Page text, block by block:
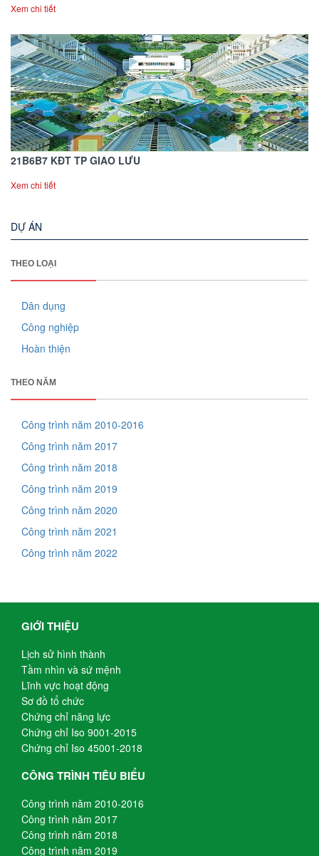
Xem chi tiết
21B6B7 KĐT TP GIAO LƯU
Xem chi tiết
DỰ ÁN
THEO LOẠI
Dân dụng
Công nghiệp
Hoàn thiện
THEO NĂM
Công trình năm 2010-2016
Công trình năm 2017
Công trình năm 2018
Công trình năm 2019
Công trình năm 2020
Công trình năm 2021
Công trình năm 2022
GIỚI THIỆU
Lịch sử hình thành
Tầm nhìn và sứ mệnh
Lĩnh vực hoạt động
Sơ đồ tổ chức
Chứng chỉ năng lực
Chứng chỉ Iso 9001-2015
Chứng chỉ Iso 45001-2018
CÔNG TRÌNH TIÊU BIỂU
Công trình năm 2010-2016
Công trình năm 2017
Công trình năm 2018
Công trình năm 2019